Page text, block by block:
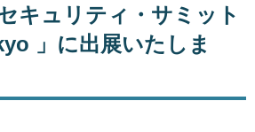
キュリティ・サミット
」に出展いたしま